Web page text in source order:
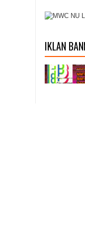
IKLAN